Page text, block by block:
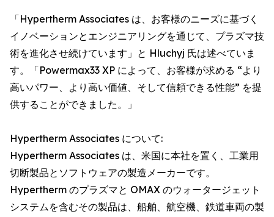
「Hypertherm Associates は、お客様のニーズに基づく
イノベーションとエンジニアリングを通じて、プラズマ技
術を進化させ続けています」と Hluchyj 氏は述べていま
す。「Powermax33 XP によって、お客様が求める “より
高いパワー、より高い価値、そして信頼できる性能” を提
供することができました。」
Hypertherm Associates について:
Hypertherm Associates は、米国に本社を置く、工業用
切断製品とソフトウェアの製造メーカーです。
Hypertherm のプラズマと OMAX のウォータージェット
システムを含むその製品は、船舶、航空機、鉄道車両の製